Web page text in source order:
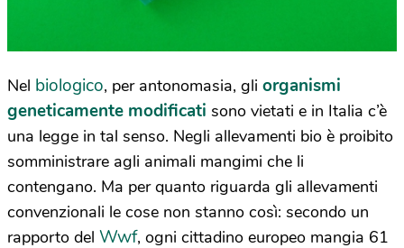
Nel biologico, per antonomasia, gli organismi
geneticamente modificati sono vietati e in Italia c’è
una legge in tal senso. Negli allevamenti bio è proibito
somministrare agli animali mangimi che li
contengano. Ma per quanto riguarda gli allevamenti
convenzionali le cose non stanno così: secondo un
rapporto del Wwf, ogni cittadino europeo mangia 61